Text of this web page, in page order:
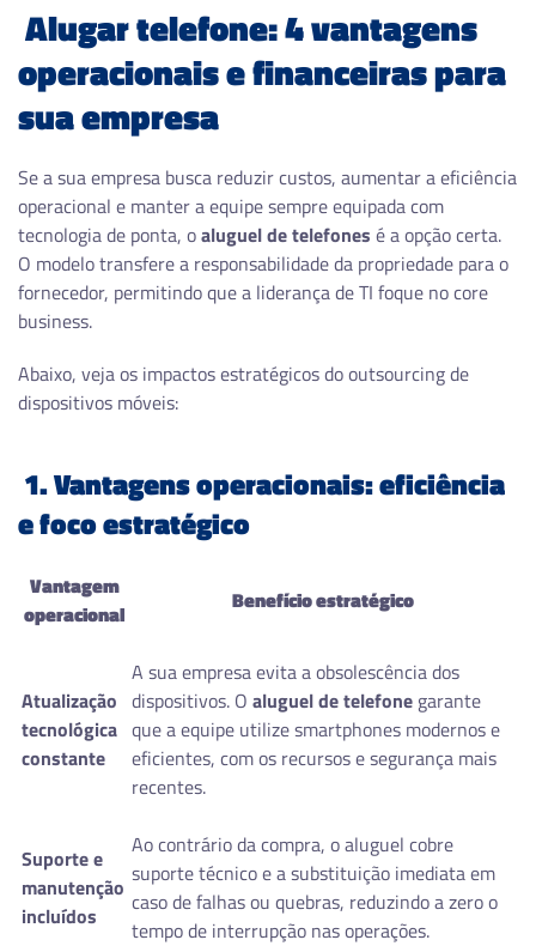
Alugar telefone: 4 vantagens
operacionais e financeiras para
sua empresa
Se a sua empresa busca reduzir custos, aumentar a eficiência
operacional e manter a equipe sempre equipada com
tecnologia de ponta, oaluguel de telefones é a opção certa.
O modelo transfere a responsabilidade da propriedade para o
fornecedor, permitindo que a liderança de TI foque no core
business.
Abaixo, veja os impactos estratégicos do outsourcing de
dispositivos móveis:
1. Vantagens operacionais: eficiência
e foco estratégico
Vantagem
operacional
Benefício estratégico
Atualização
tecnológica
constante
A sua empresa evita a obsolescência dos
dispositivos. O aluguel de telefone garante
que a equipe utilize smartphones modernos e
eficientes, com os recursos e segurança mais
recentes.
Suporte e
manutenção
incluídos
Ao contrário da compra, o aluguel cobre
suporte técnico e a substituição imediata em
caso de falhas ou quebras, reduzindo a zero o
tempo de interrupção nas operações.